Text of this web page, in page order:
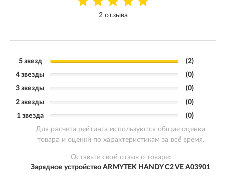
2 отзыва
5 звезд
(2)
4 звезды
(0)
3 звезды
(0)
2 звезды
(0)
1 звезда
(0)
Для расчета рейтинга используются общие оценки
товара и оценки по характеристикам за всё время.
Оставьте свой отзыв о товаре:
Зарядное устройство ARMYTEK HANDY C2 VE A03901